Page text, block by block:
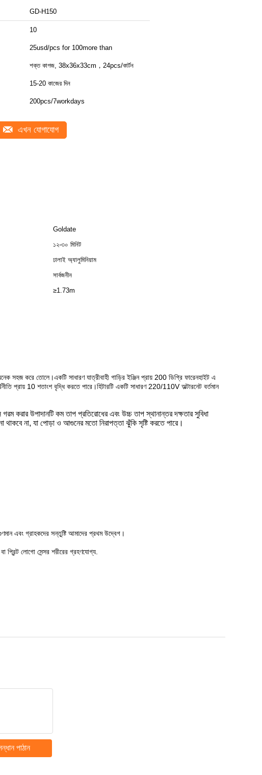
GD-H150
10
25usd/pcs for 100more than
শক্ত কাগজ, 38x36x33cm，24pcs/কার্টন
15-20 কাজের দিন
200pcs/7workdays
এখন যোগাযোগ
Goldate
১২-৩০ মিনিট
ঢালাই অ্যালুমিনিয়াম
সার্বজনীন
≥1.73m
সহজ করে তোলে।একটি সাধারণ যাত্রীবাহী গাড়ির ইঞ্জিন প্রায় 200 ডিগ্রি ফারেনহাইট এ
প্রায় 10 শতাংশ বৃদ্ধি করতে পারে।হিটারটি একটি সাধারণ 220/110V অল্টারনেট বর্তমান
গরম করার উপাদানটি কম তাপ প্রতিরোধের এবং উচ্চ তাপ স্থানান্তর দক্ষতার সুবিধা
থাকবে না, যা পোড়া ও আগুনের মতো নিরাপত্তা ঝুঁকি সৃষ্টি করতে পারে।
এবং গ্রাহকদের সন্তুষ্টি আমাদের প্রথম উদ্বেগ।
প্রিন্ট লোগো সেন্সর শরীরের গ্রহণযোগ্য.
পাঠান